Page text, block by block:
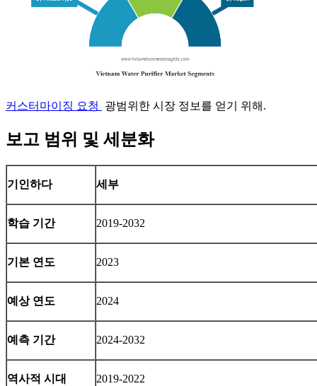
커스터마이징 요청 광범위한 시장 정보를 얻기 위해.
보고 범위 및 세분화
기인하다 세부
학습 기간 2019-2032
기본 연도 2023
예상 연도 2024
예측 기간 2024-2032
역사적 시대 2019-2022